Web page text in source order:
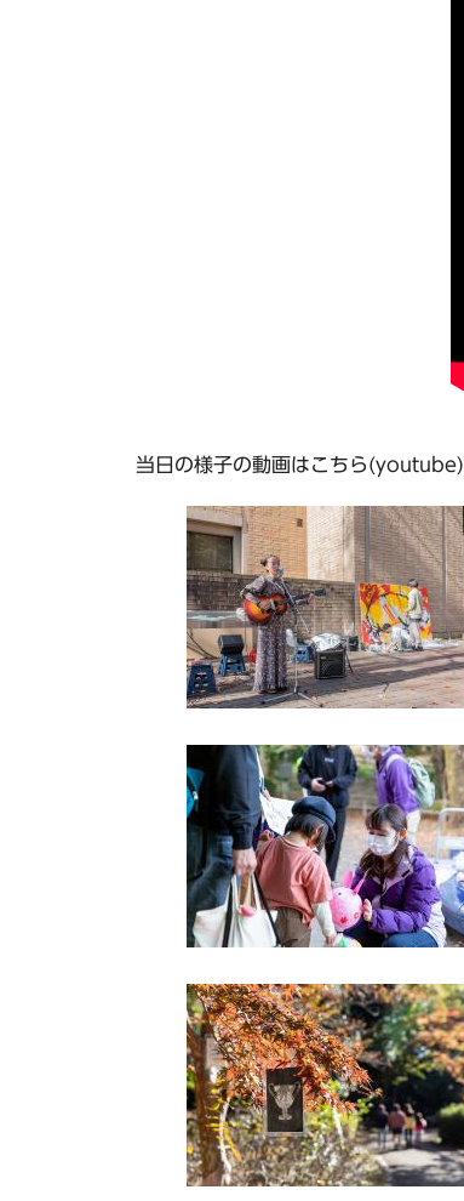
当日の様子の動画はこちら(youtube)